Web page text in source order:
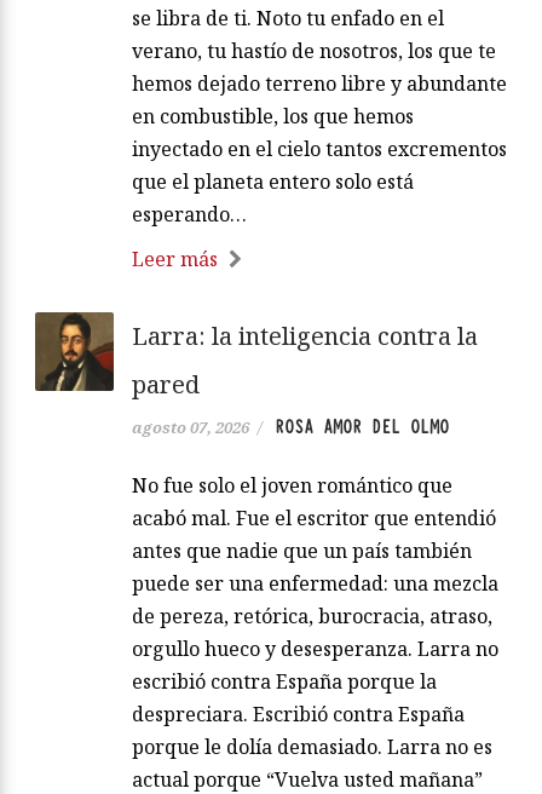
se libra de ti. Noto tu enfado en el
verano, tu hastío de nosotros, los que te
hemos dejado terreno libre y abundante
en combustible, los que hemos
inyectado en el cielo tantos excrementos
que el planeta entero solo está
esperando…
Leer más
Larra: la inteligencia contra la
pared
agosto 07, 2026 / ROSA AMOR DEL OLMO
No fue solo el joven romántico que
acabó mal. Fue el escritor que entendió
antes que nadie que un país también
puede ser una enfermedad: una mezcla
de pereza, retórica, burocracia, atraso,
orgullo hueco y desesperanza. Larra no
escribió contra España porque la
despreciara. Escribió contra España
porque le dolía demasiado. Larra no es
actual porque “Vuelva usted mañana”